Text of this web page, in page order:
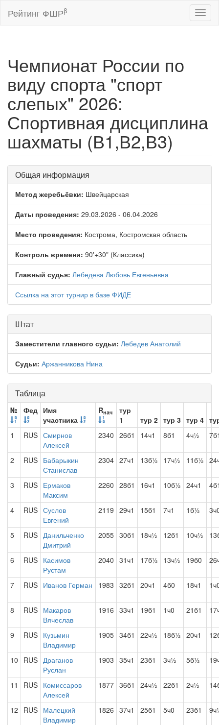
Рейтинг ФШРβ
Чемпионат России по
виду спорта "спорт
слепых" 2026:
Спортивная дисциплина
шахматы (В1,В2,В3)
Общая информация
Метод жеребьёвки: Швейцарская
Даты проведения: 29.03.2026 - 06.04.2026
Место проведения: Кострома, Костромская область
Контроль времени: 90'+30" (Классика)
Главный судья: Лебедева Любовь Евгеньевна
Ссылка на этот турнир в базе ФИДЕ
Штат
Заместители главного судьи: Лебедев Анатолий
Судьи: Аржанникова Нина
Таблица
№ Фед Имя
участника
Rнач
тур
1
тур 2 тур 3 тур 4
1
RUS Смирнов
Алексей
2340 26б1 14ч1 8б1 4ч½
2 RUS Бабарыкин
Станислав
2304 27ч1 13б½ 17ч½ 11б½
3 RUS Ермаков
Максим
2260 28б1 16ч1 10б½ 24ч1
4 RUS Суслов
Евгений
2119 29ч1 15б1 7ч1 1б½
5 RUS Данильченко
Дмитрий
2055 30б1 18ч½ 12б1 10ч½
6 RUS Касимов
Рустам
2040 31ч1 17б½ 13ч½ 19б0
7 RUS Иванов Герман 1983 32б1 20ч1 4б0 18ч1
8 RUS Макаров
Вячеслав
1916 33ч1 19б1 1ч0 21б1
9 RUS Кузьмин
Владимир
1905 34б1 22ч½ 18б½ 20ч1
10 RUS Драганов
Руслан
1903 35ч1 23б1 3ч½ 5б½
11 RUS Комиссаров
Алексей
1877 36б1 24ч½ 22б1 2ч½
12 RUS Малецкий
Владимир
1826 37ч1 25б1 5ч0 23б1